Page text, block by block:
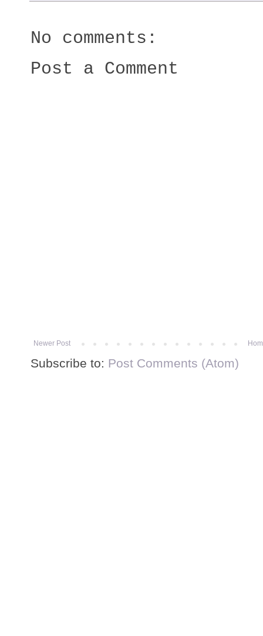
No comments:
Post a Comment
Newer Post
Subscribe to: Post Comments (Atom)